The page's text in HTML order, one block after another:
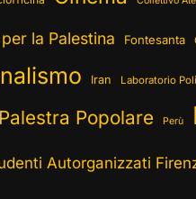
la Palestina Fontesanta
Iran Laboratorio
Palestra Popolare Perù
Autorganizzati